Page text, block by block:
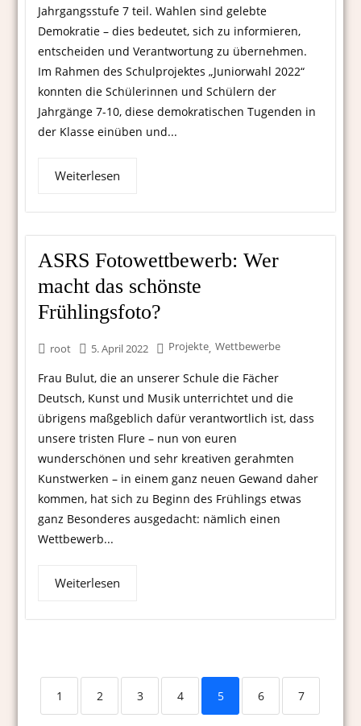
Jahrgangsstufe 7 teil. Wahlen sind gelebte
Demokratie – dies bedeutet, sich zu informieren,
entscheiden und Verantwortung zu übernehmen.
Im Rahmen des Schulprojektes „Juniorwahl 2022“
konnten die Schülerinnen und Schülern der
Jahrgänge 7-10, diese demokratischen Tugenden in
der Klasse einüben und...
Weiterlesen
ASRS Fotowettbewerb: Wer
macht das schönste
Frühlingsfoto?
root 5. April 2022 Projekte, Wettbewerbe
Frau Bulut, die an unserer Schule die Fächer
Deutsch, Kunst und Musik unterrichtet und die
übrigens maßgeblich dafür verantwortlich ist, dass
unsere tristen Flure – nun von euren
wunderschönen und sehr kreativen gerahmten
Kunstwerken – in einem ganz neuen Gewand daher
kommen, hat sich zu Beginn des Frühlings etwas
ganz Besonderes ausgedacht: nämlich einen
Wettbewerb...
Weiterlesen
1 2 3 4 5 6 7